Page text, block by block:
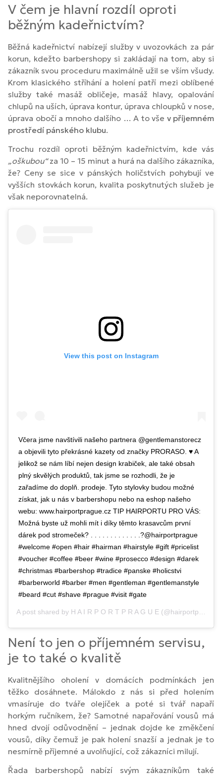
V čem je hlavní rozdíl oproti
běžným kadeřnictvím?
Běžná kadeřnictví nabízejí služby v uvozovkách za pár
korun, kdežto barbershopy si zakládají na tom, aby si
zákazník svou proceduru maximálně užil se vším všudy.
Krom klasického stříhání a holení patří mezi oblíbené
služby také masáž obličeje, masáž hlavy, opalování
chlupů na uších, úprava kontur, úprava chloupků v nose,
úprava obočí a mnoho dalšího … A to vše v příjemném
prostředí pánského klubu.
Trochu rozdíl oproti běžným kadeřnictvím, kde vás
„oškubou“za 10 – 15 minut a hurá na dalšího zákazníka,
že? Ceny se sice v pánských holičstvích pohybují ve
vyšších stovkách korun, kvalita poskytnutých služeb je
však neporovnatelná.
View this post on Instagram
Včera jsme navštívili našeho partnera @gentlemanstorecz
a objevili tyto překrásné kazety od značky PRORASO. ♥️ A
jelikož se nám líbí nejen design krabiček, ale také obsah
plný skvělých produktů, tak jsme se rozhodli, že je
zařadíme do doplň. prodeje. Tyto stylovky budou možné
získat, jak u nás v barbershopu nebo na eshop našeho
webu: www.hairportprague.cz TIP HAIRPORTU PRO VÁS:
Možná byste už mohli mít i díky těmto krasavcům první
dárek pod stromeček? . . . . . . . . . . . . .?@hairportprague
#welcome #open #hair #hairman #hairstyle #gift #pricelist
#voucher #coffee #beer #wine #prosecco #design #darek
#christmas #barbershop #tradice #panske #holicstvi
#barberworld #barber #men #gentleman #gentlemanstyle
#beard #cut #shave #prague #visit #gate
A post shared by H A I R P O R T P R A G U E (@hairportprague) on
Není to jen o příjemném servisu,
je to také o kvalitě
Kvalitnějšího oholení v domácích podmínkách jen
těžko dosáhnete. Málokdo z nás si před holením
vmasíruje do tváře olejíček a poté si tvář napaří
horkým ručníkem, že? Samotné napařování vousů má
hned dvojí odůvodnění – jednak dojde ke změkčení
vousů, díky čemuž je pak holení snazší a jednak je to
nesmírně příjemné a uvolňující, což zákazníci milují.
Řada barbershopů nabízí svým zákazníkům také